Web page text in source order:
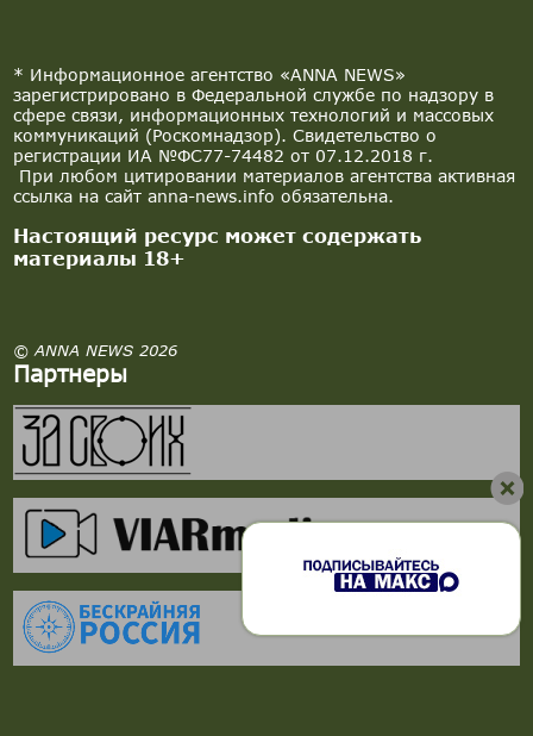
* Информационное агентство «ANNA NEWS»
зарегистрировано в Федеральной службе по надзору в
сфере связи, информационных технологий и массовых
коммуникаций (Роскомнадзор). Свидетельство о
регистрации ИА №ФС77-74482 от 07.12.2018 г.
При любом цитировании материалов агентства активная
ссылка на сайт anna-news.info обязательна.
Настоящий ресурс может содержать
материалы 18+
© ANNA NEWS 2026
Партнеры